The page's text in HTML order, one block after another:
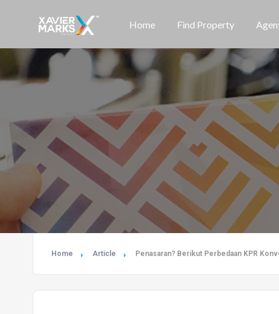
Home Find Property
Home Article Penasaran? Berikut Perbedaan KPR